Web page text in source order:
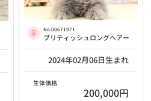
No.00671971
ブリティッシュロングヘアー
2024年02月06日生まれ
生体価格
200,000円